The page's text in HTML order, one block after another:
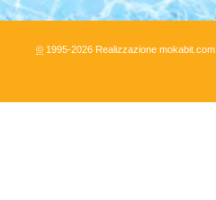
© 1995-2026 Realizzazione mokabit.com